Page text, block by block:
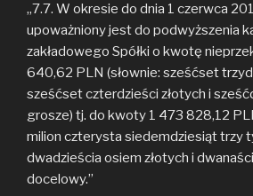
„7.7. W okresie do dnia 1 czerwca
upoważniony jest do podwyższenia
zakładowego Spółki o kwotę
640,62 PLN (słownie: sześćset
sześćset czterdzieści złotych i
grosze) tj. do kwoty 1 473 828,12
milion czterysta siedemdziesiąt trzy
dwadzieścia osiem złotych i
docelowy.”